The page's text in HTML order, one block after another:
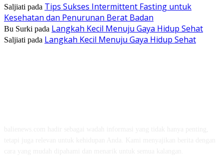
Saljiati pada Tips Sukses Intermittent Fasting untuk
Kesehatan dan Penurunan Berat Badan
Bu Surki pada Langkah Kecil Menuju Gaya Hidup Sehat
Saljiati pada Langkah Kecil Menuju Gaya Hidup Sehat